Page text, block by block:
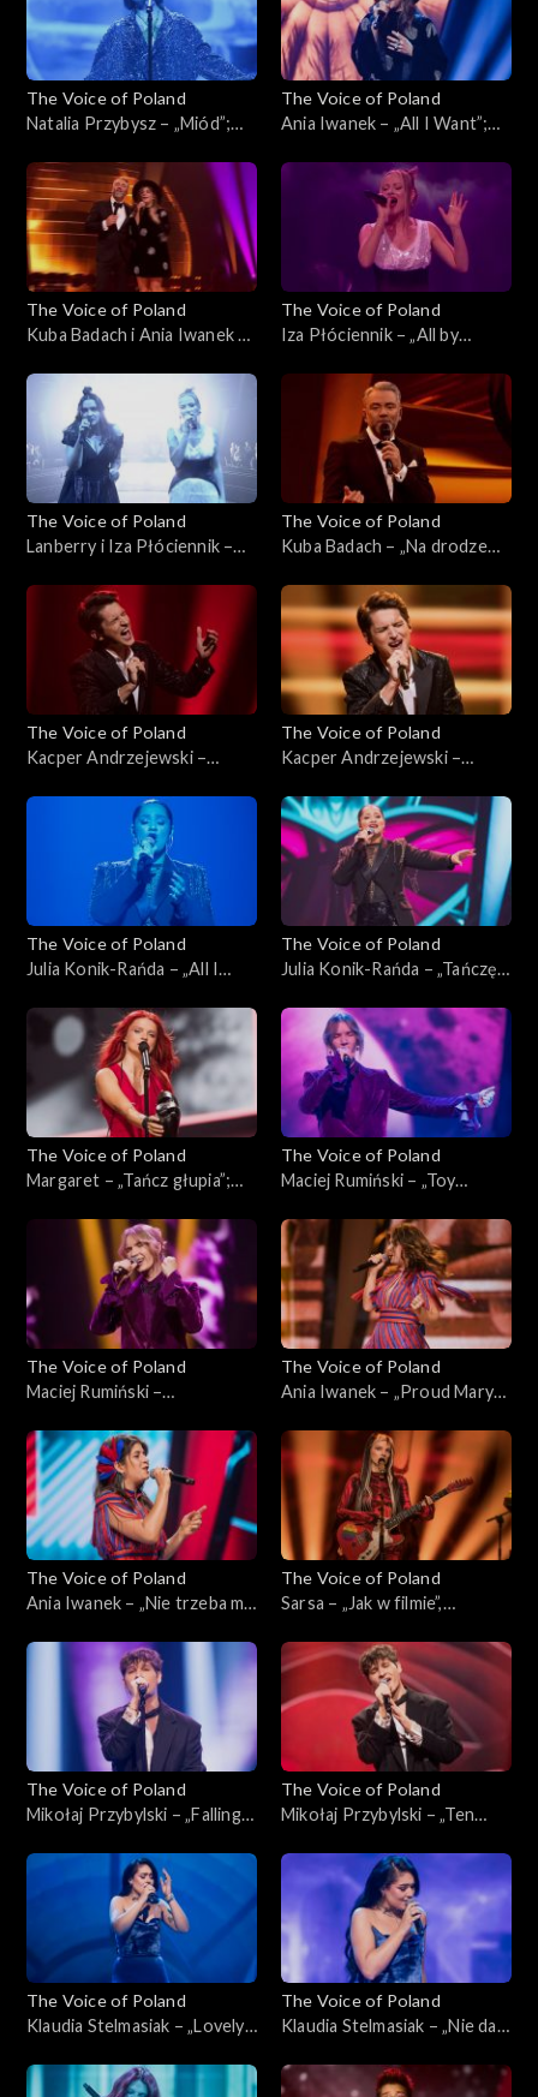
listopada 2024
The Voice of Poland
Natalia Przybysz – „Miód”;
30 listopada 2024
The Voice of Poland
Ania Iwanek – „All I Want”;
30 listopada 2024
The Voice of Poland
Kuba Badach i Ania Iwanek –
„The Voice of Poland”, Finał,
30 listopada 2024
The Voice of Poland
Iza Płóciennik – „All by
Poland”, Finał, 30 listopada
The Voice of Poland
Lanberry i Iza Płóciennik –
Poland”, Finał, 30 listopada
The Voice of Poland
Kuba Badach – „Na drodze
of Poland”, Finał, 30
listopada 2024
The Voice of Poland
Kacper Andrzejewski –
Poland”, Live, 23 listopada
The Voice of Poland
Kacper Andrzejewski –
of Poland”, Live, 23 listopada
2024
The Voice of Poland
Julia Konik-Rańda – „All I
Live, 23 listopada 2024
The Voice of Poland
Julia Konik-Rańda – „Tańczę
Live, 23 listopada 2024
The Voice of Poland
Margaret – „Tańcz głupia”;
23 listopada 2024
The Voice of Poland
Maciej Rumiński – „Toy
Poland”, Live, 23 listopada
2024
The Voice of Poland
Maciej Rumiński –
of Poland”, Live, 23 listopada
2024
The Voice of Poland
Ania Iwanek – „Proud Mary”;
23 listopada 2024
The Voice of Poland
Ania Iwanek – „Nie trzeba mi
Live, 23 listopada 2024
The Voice of Poland
Sarsa – „Jak w filmie”,
Poland”, Live, 23 listopada
2024
The Voice of Poland
Mikołaj Przybylski – „Falling”;
23 listopada 2024
The Voice of Poland
Mikołaj Przybylski – „Ten
Live, 23 listopada 2024
The Voice of Poland
Klaudia Stelmasiak – „Lovely”;
23 listopada 2024
The Voice of Poland
Klaudia Stelmasiak – „Nie daj
Poland”, Live, 23 listopada